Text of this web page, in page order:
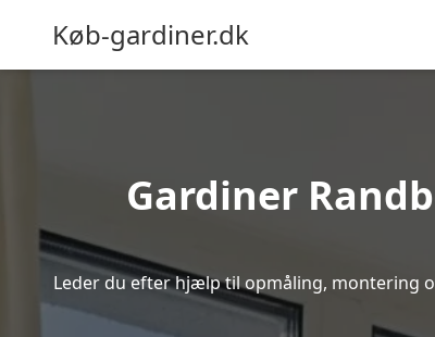
Køb-gardiner.dk
Gardiner
Leder du efter hjælp til opmåling, montering